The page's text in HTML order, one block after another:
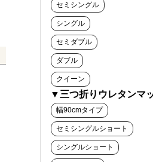
セミシングル
シングル
セミダブル
ダブル
クイーン
▼三つ折りウレタンマ
幅90cmタイプ
セミシングルショート
シングルショート